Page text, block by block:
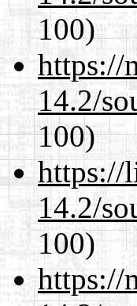
100)
https://
14.2/
100)
https://
14.2/
100)
https://